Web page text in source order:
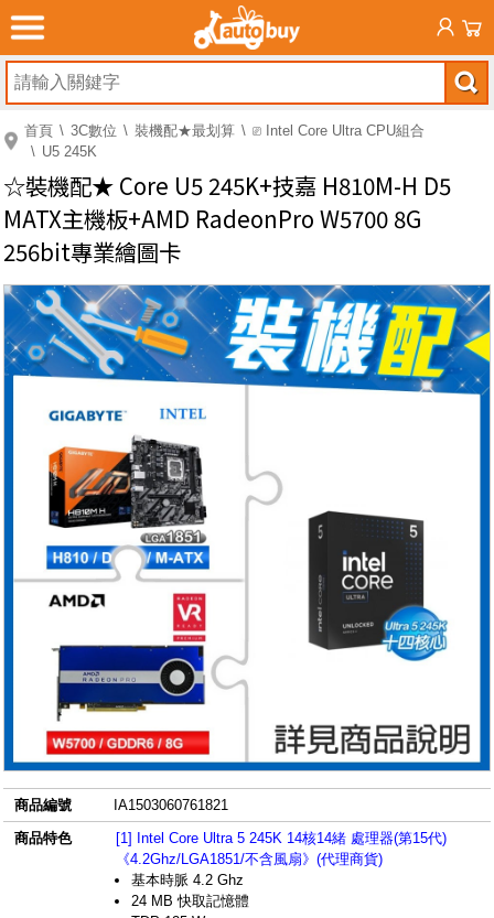
首頁 3C數位 裝機配★最划算
⎚ Intel Core Ultra CPU組合
U5 245K
☆裝機配★ Core U5 245K+技嘉 H810M-H D5
MATX主機板+AMD RadeonPro W5700 8G
256bit專業繪圖卡
商品編號
IA1503060761821
商品特色
[1] Intel Core Ultra 5 245K 14核14緒 處理器(第15代)
《4.2Ghz/LGA1851/不含風扇》(代理商貨)
基本時脈 4.2 Ghz
24 MB 快取記憶體